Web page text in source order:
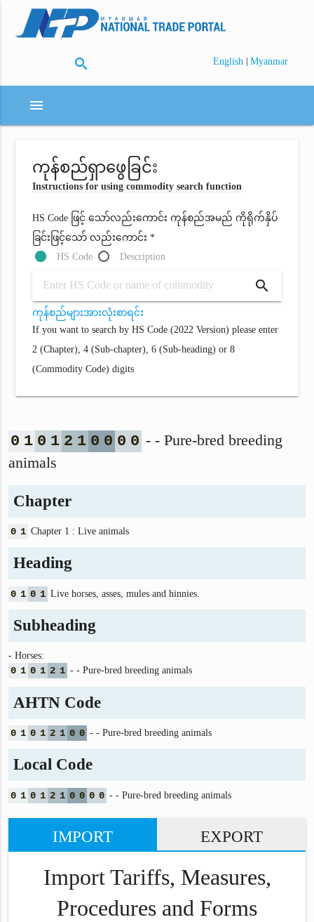
search English | Myanmar
menu
ကုန်စည်ရှာဖွေခြင်း
Instructions for using commodity search function
HS Code ဖြင့် သော်လည်းကောင်း ကုန်စည်အမည် ကိုရိုက်နှိပ်
ခြင်းဖြင့်သော် လည်းကောင်း *
HS Code
Description
search
ကုန်စည်များအားလုံးစာရင်း
If you want to search by HS Code (2022 Version) please enter
2 (Chapter), 4 (Sub-chapter), 6 (Sub-heading) or 8
(Commodity Code) digits
0 1 0 1 2 1 0 0 0 0 - - Pure-bred breeding
animals
Chapter
0 1 Chapter 1 : Live animals
Heading
0 1 0 1 Live horses, asses, mules and hinnies.
Subheading
- Horses:
0 1 0 1 2 1 - - Pure-bred breeding animals
AHTN Code
0 1 0 1 2 1 0 0 - - Pure-bred breeding animals
Local Code
0 1 0 1 2 1 0 0 0 0 - - Pure-bred breeding animals
IMPORT EXPORT
Import Tariffs, Measures,
Procedures and Forms